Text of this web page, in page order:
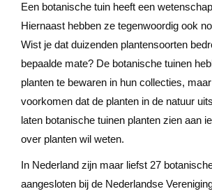
Een botanische tuin heeft een
Hiernaast hebben ze tegenwoordig ook
Wist je dat duizenden plantensoorten
bepaalde mate? De botanische tuinen
planten te bewaren in hun collecties,
voorkomen dat de planten in de natuur
laten botanische tuinen planten zien aan
over planten wil weten.
In Nederland zijn maar liefst 27
aangesloten bij de Nederlandse